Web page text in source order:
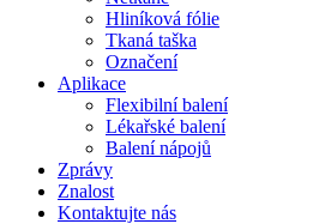
Hliníková fólie
Tkaná taška
Označení
Aplikace
Flexibilní balení
Lékařské balení
Balení nápojů
Zprávy
Znalost
Kontaktujte nás